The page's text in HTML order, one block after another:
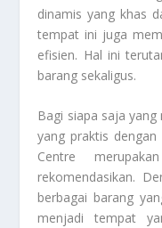
dinamis yang khas
tempat ini juga
efisien. Hal ini
barang sekaligus.
Bagi siapa saja
yang praktis
Centre
rekomendasikan.
berbagai barang
menjadi tempat